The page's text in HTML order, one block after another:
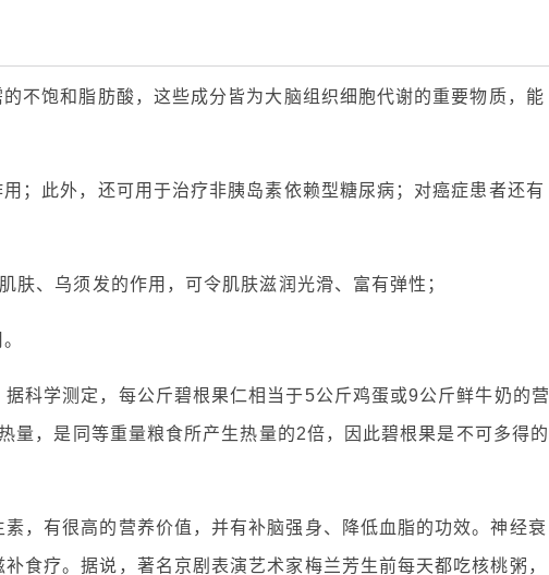
不饱和脂肪酸，这些成分皆为大脑组织细胞代谢的重要物质，能
；此外，还可用于治疗非胰岛素依赖型糖尿病；对癌症患者还有
肤、乌须发的作用，可令肌肤滋润光滑、富有弹性；
科学测定，每公斤碧根果仁相当于5公斤鸡蛋或9公斤鲜牛奶的营
量，是同等重量粮食所产生热量的2倍，因此碧根果是不可多得的
，有很高的营养价值，并有补脑强身、降低血脂的功效。神经衰
食疗。据说，著名京剧表演艺术家梅兰芳生前每天都吃核桃粥，